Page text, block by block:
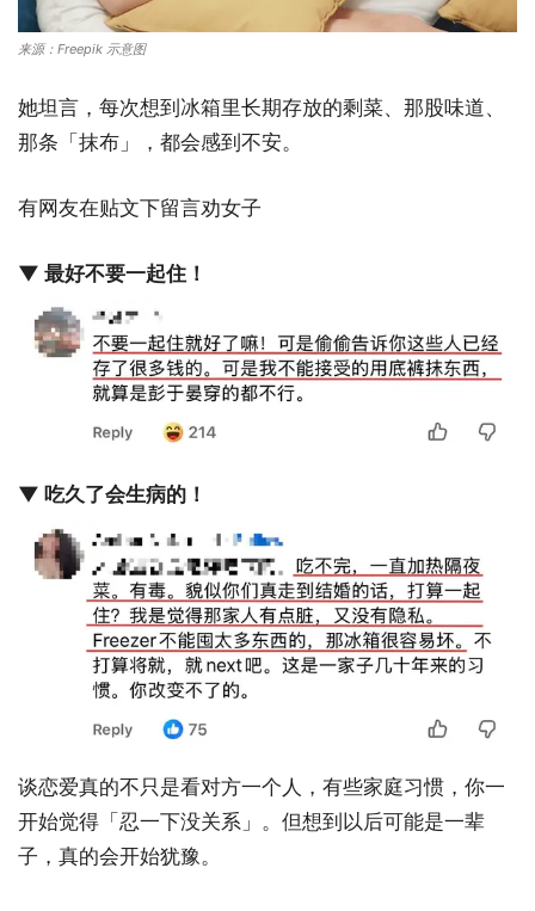
来源：Freepik 示意图
她坦言，每次想到冰箱里长期存放的剩菜、那股味道、
那条「抹布」，都会感到不安。
有网友在贴文下留言劝女子
▼ 最好不要一起住！
▼ 吃久了会生病的！
谈恋爱真的不只是看对方一个人，有些家庭习惯，你一
开始觉得「忍一下没关系」。但想到以后可能是一辈
子，真的会开始犹豫。